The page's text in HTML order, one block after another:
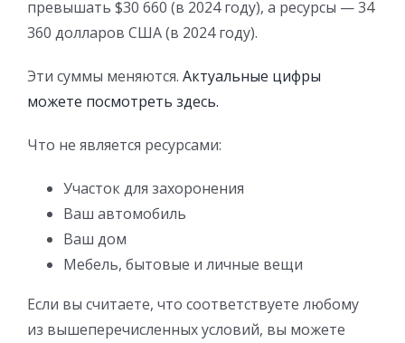
превышать $30 660 (в 2024 году), а ресурсы — 34
360 долларов США (в 2024 году).
Эти суммы меняются. Актуальные цифры
можете посмотреть здесь.
Что не является ресурсами:
Участок для захоронения
Ваш автомобиль
Ваш дом
Мебель, бытовые и личные вещи
Если вы считаете, что соответствуете любому
из вышеперечисленных условий, вы можете